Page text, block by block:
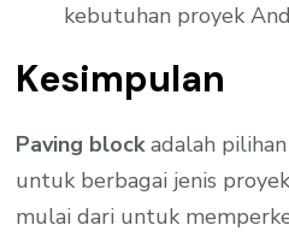
kebutuhan proyek
Kesimpulan
Paving blockadalah
untuk berbagai jenis
mulai dari untuk